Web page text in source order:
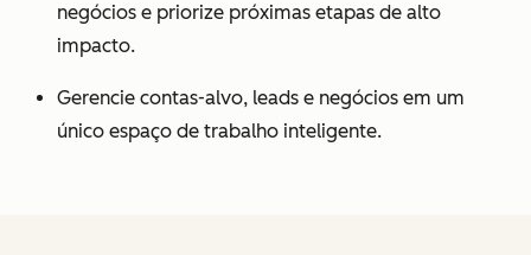
negócios e priorize próximas etapas de alto
impacto.
Gerencie contas-alvo, leads e negócios em um
único espaço de trabalho inteligente.